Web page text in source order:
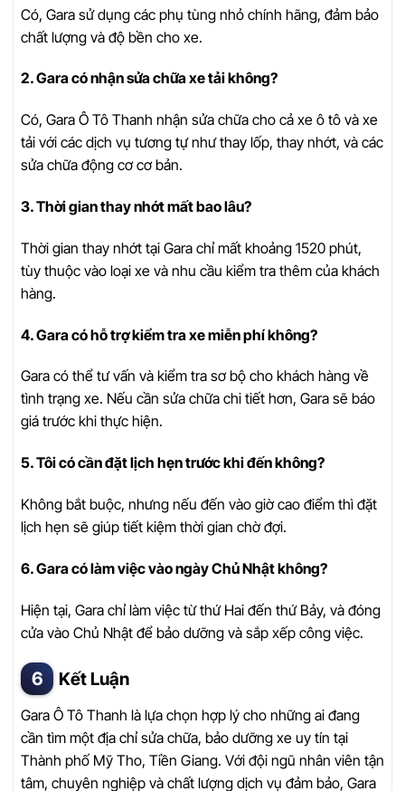
Có, Gara sử dụng các phụ tùng nhỏ chính hãng, đảm bảo
chất lượng và độ bền cho xe.
2. Gara có nhận sửa chữa xe tải không?
Có, Gara Ô Tô Thanh nhận sửa chữa cho cả xe ô tô và xe
tải với các dịch vụ tương tự như thay lốp, thay nhớt, và các
sửa chữa động cơ cơ bản.
3. Thời gian thay nhớt mất bao lâu?
Thời gian thay nhớt tại Gara chỉ mất khoảng 1520 phút,
tùy thuộc vào loại xe và nhu cầu kiểm tra thêm của khách
hàng.
4. Gara có hỗ trợ kiểm tra xe miễn phí không?
Gara có thể tư vấn và kiểm tra sơ bộ cho khách hàng về
tình trạng xe. Nếu cần sửa chữa chi tiết hơn, Gara sẽ báo
giá trước khi thực hiện.
5. Tôi có cần đặt lịch hẹn trước khi đến không?
Không bắt buộc, nhưng nếu đến vào giờ cao điểm thì đặt
lịch hẹn sẽ giúp tiết kiệm thời gian chờ đợi.
6. Gara có làm việc vào ngày Chủ Nhật không?
Hiện tại, Gara chỉ làm việc từ thứ Hai đến thứ Bảy, và đóng
cửa vào Chủ Nhật để bảo dưỡng và sắp xếp công việc.
Kết Luận
Gara Ô Tô Thanh là lựa chọn hợp lý cho những ai đang
cần tìm một địa chỉ sửa chữa, bảo dưỡng xe uy tín tại
Thành phố Mỹ Tho, Tiền Giang. Với đội ngũ nhân viên tận
tâm, chuyên nghiệp và chất lượng dịch vụ đảm bảo, Gara